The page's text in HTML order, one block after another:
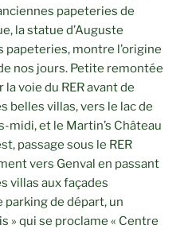
papeteries de
la statue d’Auguste
papeteries, montre l’origine
nos jours. Petite remontée
voie du RER avant de
belles villas, vers le lac de
midi, et le Martin’s Château
passage sous le RER
vers Genval en passant
villas aux façades
de départ, un
» qui se proclame « Centre